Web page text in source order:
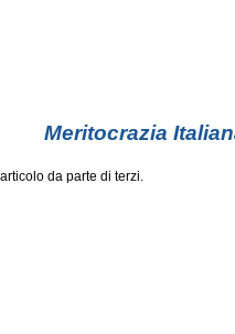
Meritocrazia
da parte di terzi.